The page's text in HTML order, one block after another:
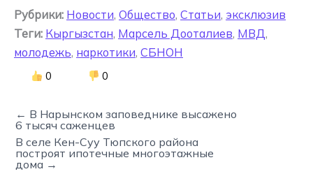
Рубрики: Новости, Общество, Статьи, эксклюзив
Теги: Кыргызстан, Марсель Дооталиев, МВД,
молодежь, наркотики, СБНОН
0 0
← В Нарынском заповеднике высажено
6 тысяч саженцев
В селе Кен-Суу Тюпского района
построят ипотечные многоэтажные
дома →